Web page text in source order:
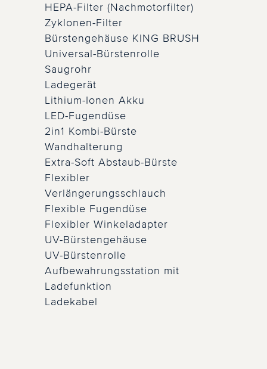
HEPA-Filter (Nachmotorfilter)
Zyklonen-Filter
Bürstengehäuse KING BRUSH
Universal-Bürstenrolle
Saugrohr
Ladegerät
Lithium-Ionen Akku
LED-Fugendüse
2in1 Kombi-Bürste
Wandhalterung
Extra-Soft Abstaub-Bürste
Flexibler
Verlängerungsschlauch
Flexible Fugendüse
Flexibler Winkeladapter
UV-Bürstengehäuse
UV-Bürstenrolle
Aufbewahrungsstation mit
Ladefunktion
Ladekabel